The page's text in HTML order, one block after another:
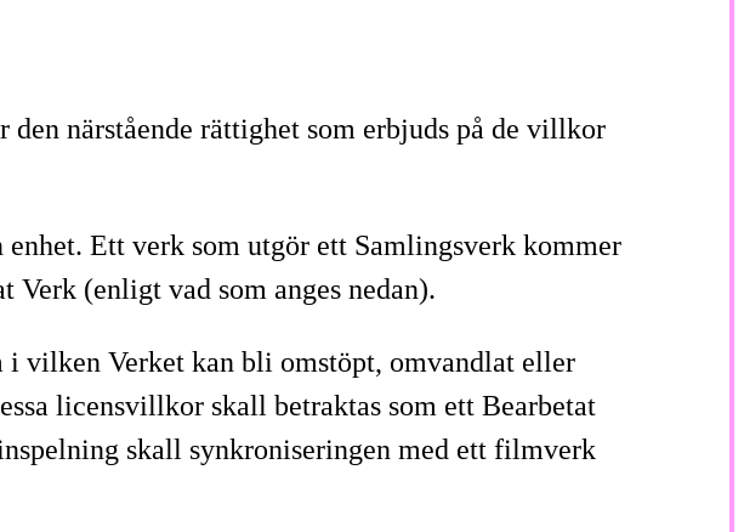
närstående rättighet som erbjuds på de villkor
Ett verk som utgör ett Samlingsverk kommer
(enligt vad som anges nedan).
vilken Verket kan bli omstöpt, omvandlat eller
licensvillkor skall betraktas som ett Bearbetat
skall synkroniseringen med ett filmverk